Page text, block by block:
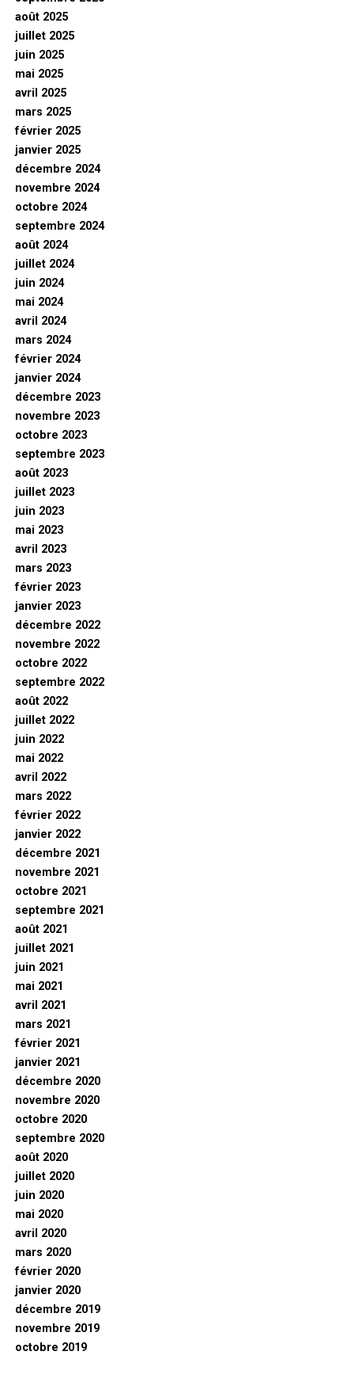
août 2025
juillet 2025
juin 2025
mai 2025
avril 2025
mars 2025
février 2025
janvier 2025
décembre 2024
novembre 2024
octobre 2024
septembre 2024
août 2024
juillet 2024
juin 2024
mai 2024
avril 2024
mars 2024
février 2024
janvier 2024
décembre 2023
novembre 2023
octobre 2023
septembre 2023
août 2023
juillet 2023
juin 2023
mai 2023
avril 2023
mars 2023
février 2023
janvier 2023
décembre 2022
novembre 2022
octobre 2022
septembre 2022
août 2022
juillet 2022
juin 2022
mai 2022
avril 2022
mars 2022
février 2022
janvier 2022
décembre 2021
novembre 2021
octobre 2021
septembre 2021
août 2021
juillet 2021
juin 2021
mai 2021
avril 2021
mars 2021
février 2021
janvier 2021
décembre 2020
novembre 2020
octobre 2020
septembre 2020
août 2020
juillet 2020
juin 2020
mai 2020
avril 2020
mars 2020
février 2020
janvier 2020
décembre 2019
novembre 2019
octobre 2019